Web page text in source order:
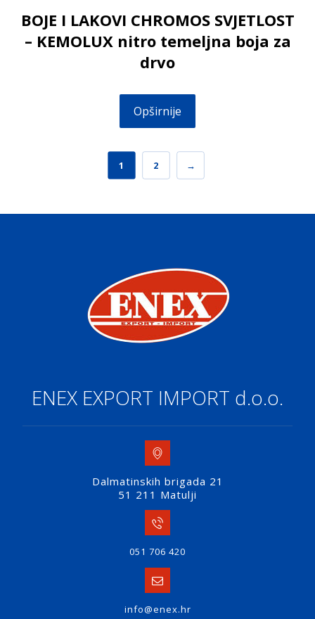
BOJE I LAKOVI CHROMOS SVJETLOST
– KEMOLUX nitro temeljna boja za
drvo
Opširnije
1 2 →
ENEX EXPORT IMPORT d.o.o.
Dalmatinskih brigada 21
51 211 Matulji
051 706 420
info@enex.hr